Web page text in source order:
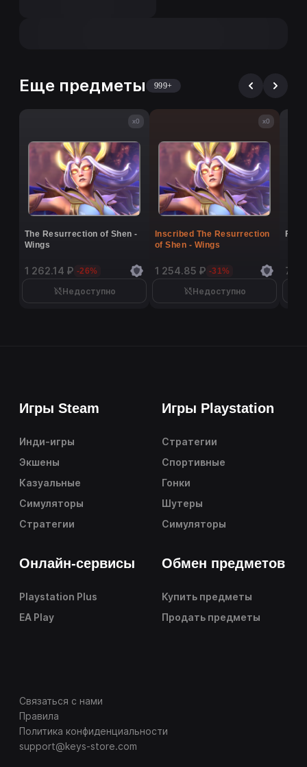
Еще предметы 999+
x0
The Resurrection of Shen -
Wings
1 262.14 ₽ -26%
Недоступно
x0
Inscribed The Resurrection
of Shen - Wings
1 254.85 ₽ -31%
Недоступно
7
Игры Steam
Инди-игры
Экшены
Казуальные
Симуляторы
Стратегии
Игры Playstation
Стратегии
Спортивные
Гонки
Шутеры
Симуляторы
Онлайн-сервисы
Playstation Plus
EA Play
Обмен предметов
Купить предметы
Продать предметы
Связаться с нами
Правила
Политика конфиденциальности
support@keys-store.com